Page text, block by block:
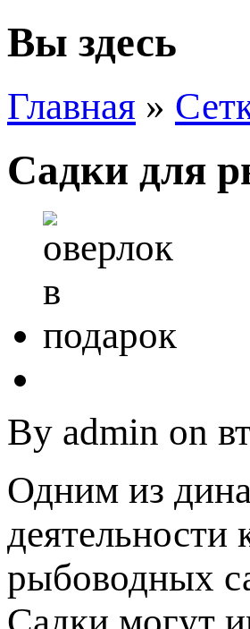
Вы здесь
Главная »
Садки для
By admin on
Одним из
деятельности
рыбоводных